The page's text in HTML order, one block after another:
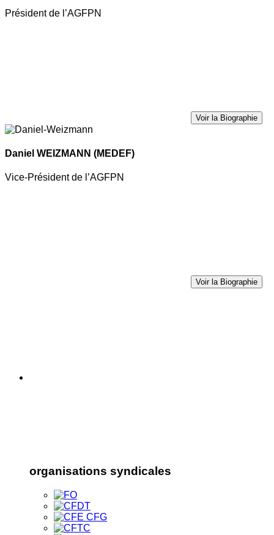
Président de l’AGFPN
Voir la Biographie
Daniel WEIZMANN (MEDEF)
Vice-Président de l’AGFPN
Voir la Biographie
organisations syndicales